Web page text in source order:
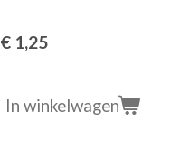
€ 1,25
In winkelwagen